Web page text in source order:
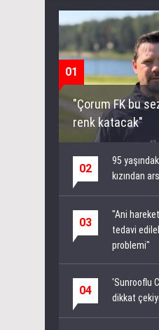
01
"Çorum FK bu
renk katacak"
02
95
kızından
03
"Ani
tedavi
problemi"
04
'Sunrooflu
dikkat